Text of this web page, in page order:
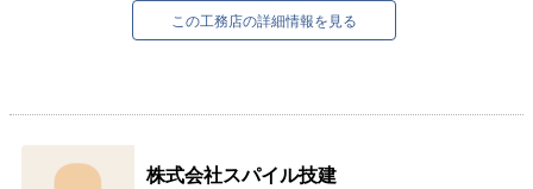
この工務店の詳細情報を見る
株式会社スパイル技建